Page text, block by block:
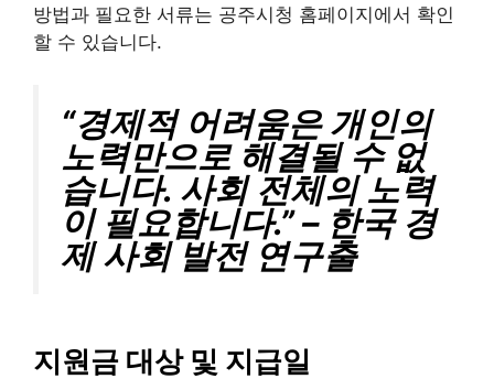
방법과 필요한 서류는 공주시청 홈페이지에서 확인
할 수 있습니다.
“경제적 어려움은 개인의
노력만으로 해결될 수 없
습니다. 사회 전체의 노력
이 필요합니다.” – 한국 경
제 사회 발전 연구출
지원금 대상 및 지급일